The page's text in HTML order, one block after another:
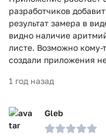
разработчиков
результат замера в
видно наличие
листе. Возможно кому-
создали приложения
1 год назад
Gleb